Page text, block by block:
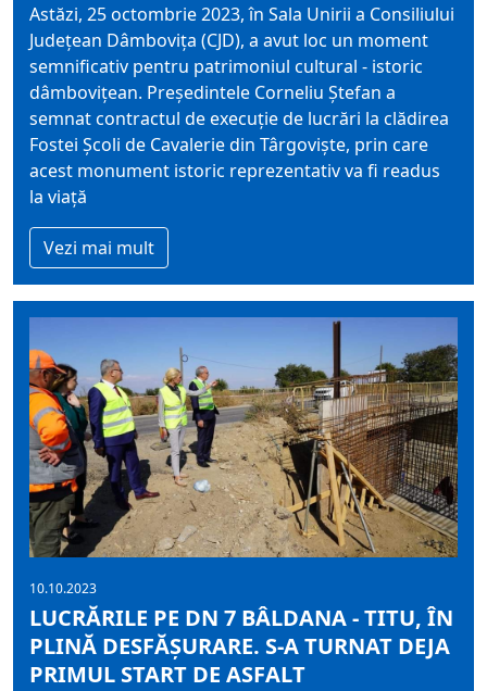
Astăzi, 25 octombrie 2023, în Sala Unirii a Consiliului
Județean Dâmbovița (CJD), a avut loc un moment
semnificativ pentru patrimoniul cultural - istoric
dâmbovițean. Președintele Corneliu Ștefan a
semnat contractul de execuție de lucrări la clădirea
Fostei Școli de Cavalerie din Târgoviște, prin care
acest monument istoric reprezentativ va fi readus
la viață
Vezi mai mult
10.10.2023
LUCRĂRILE PE DN 7 BÂLDANA - TITU, ÎN
PLINĂ DESFĂȘURARE. S-A TURNAT DEJA
PRIMUL START DE ASFALT